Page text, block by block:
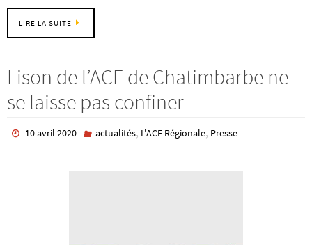
LIRE LA SUITE
Lison de l’ACE de Chatimbarbe ne
se laisse pas confiner
10 avril 2020 actualités, L'ACE Régionale, Presse